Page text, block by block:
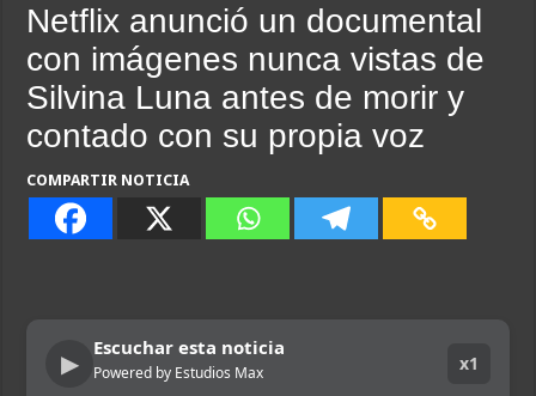
Netflix anunció un documental
con imágenes nunca vistas de
Silvina Luna antes de morir y
contado con su propia voz
COMPARTIR NOTICIA
▶
Escuchar esta noticia
Powered by Estudios Max x1